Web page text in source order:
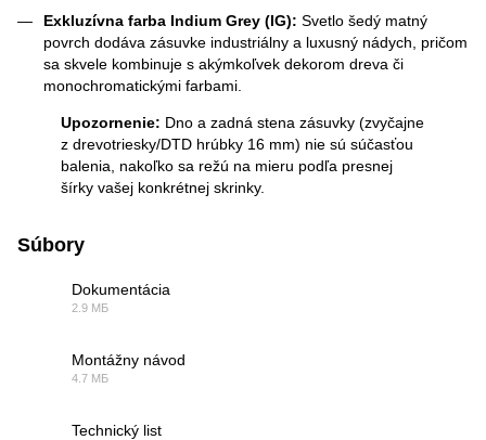
Exkluzívna farba Indium Grey (IG): Svetlo šedý matný
povrch dodáva zásuvke industriálny a luxusný nádych, pričom
sa skvele kombinuje s akýmkoľvek dekorom dreva či
monochromatickými farbami.
Upozornenie: Dno a zadná stena zásuvky (zvyčajne
z drevotriesky/DTD hrúbky 16 mm) nie sú súčasťou
balenia, nakoľko sa režú na mieru podľa presnej
šírky vašej konkrétnej skrinky.
Súbory
Dokumentácia
2.9 МБ
Montážny návod
4.7 МБ
Technický list